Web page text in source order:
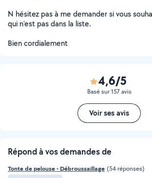
N hésitez pas à me demander si vous
qui n'est pas dans la liste.
Bien cordialement
4,6/5
Basé sur 157 avis
Voir ses avis
Répond à vos demandes de
Tonte de pelouse - Débroussaillage (54 réponses)